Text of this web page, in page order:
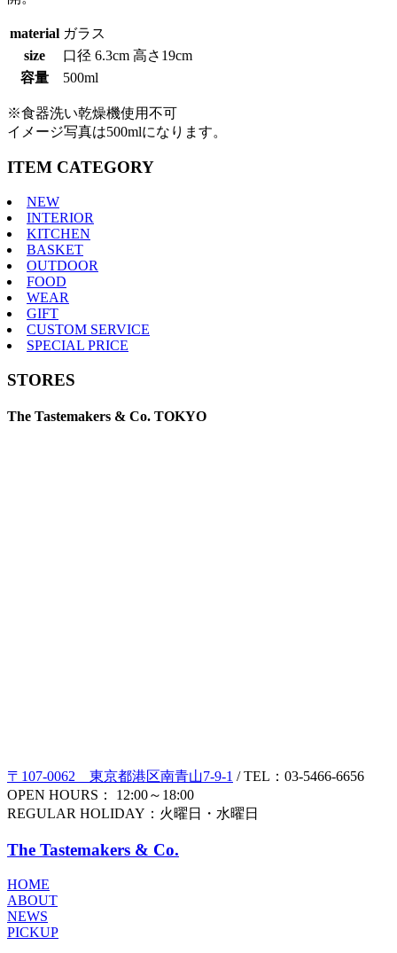
material ガラス
size
口径 6.3cm 高さ19cm
容量
500ml
※食器洗い乾燥機使用不可
イメージ写真は500mlになります。
ITEM CATEGORY
NEW
INTERIOR
KITCHEN
BASKET
OUTDOOR
FOOD
WEAR
GIFT
CUSTOM SERVICE
SPECIAL PRICE
STORES
The Tastemakers & Co. TOKYO
〒107-0062 東京都港区南青山7-9-1 / TEL：03-5466-6656
OPEN HOURS： 12:00～18:00
REGULAR HOLIDAY：火曜日・水曜日
The Tastemakers & Co.
HOME
ABOUT
NEWS
PICKUP